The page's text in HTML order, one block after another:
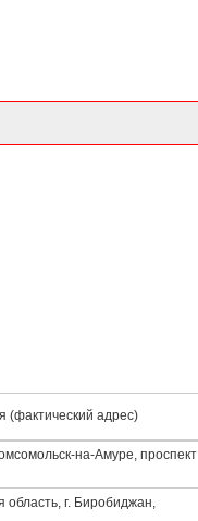
(фактический адрес)
на-Амуре, проспект
г. Биробиджан,